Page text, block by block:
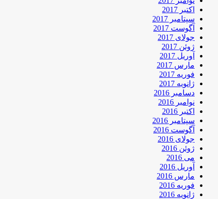
اکتبر 2017
سپتامبر 2017
آگوست 2017
جولای 2017
ژوئن 2017
آوریل 2017
مارس 2017
فوریه 2017
ژانویه 2017
دسامبر 2016
نوامبر 2016
اکتبر 2016
سپتامبر 2016
آگوست 2016
جولای 2016
ژوئن 2016
می 2016
آوریل 2016
مارس 2016
فوریه 2016
ژانویه 2016